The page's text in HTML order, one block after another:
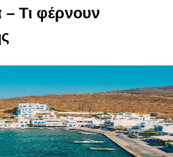
Τι φέρνουν